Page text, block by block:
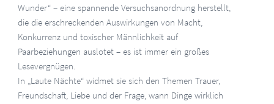
Wunder“ – eine spannende Versuchsanordnung herstellt,
die die erschreckenden Auswirkungen von Macht,
Konkurrenz und toxischer Männlichkeit auf
Paarbeziehungen auslotet – es ist immer ein großes
Lesevergnügen.
In „Laute Nächte“ widmet sie sich den Themen Trauer,
Freundschaft, Liebe und der Frage, wann Dinge wirklich